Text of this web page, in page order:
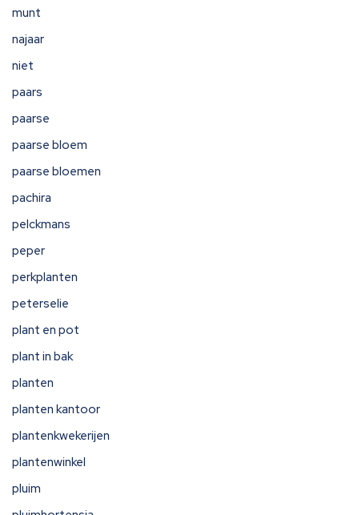
munt
najaar
niet
paars
paarse
paarse bloem
paarse bloemen
pachira
pelckmans
peper
perkplanten
peterselie
plant en pot
plant in bak
planten
planten kantoor
plantenkwekerijen
plantenwinkel
pluim